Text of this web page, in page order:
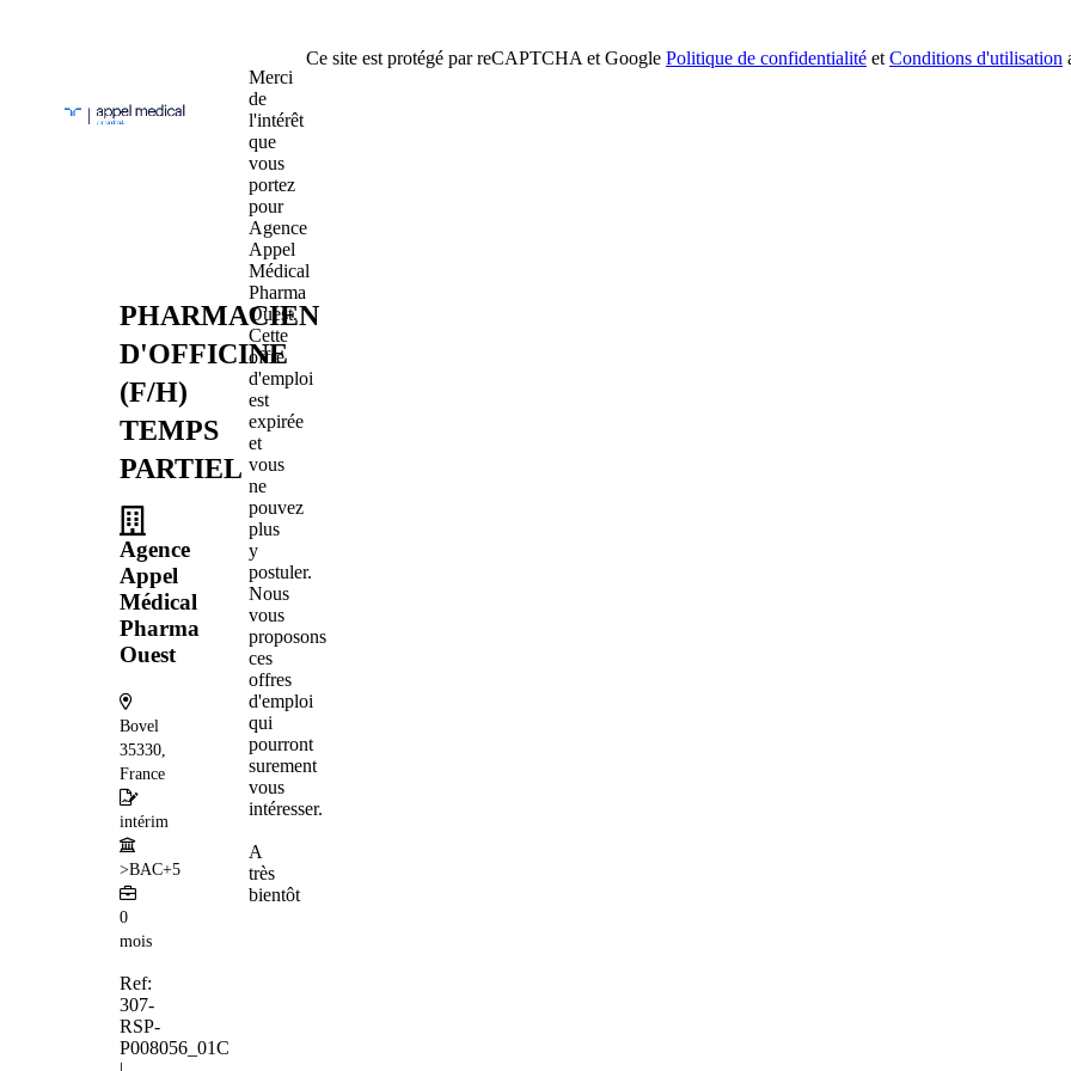
PHARMACIEN
D'OFFICINE
(F/H)
TEMPS
PARTIEL
Agence
Appel
Médical
Pharma
Ouest
Bovel
35330,
France
intérim
>BAC+5
0
mois
Ref:
307-
RSP-
P008056_01C
Merci
de
l'intérêt
que
vous
portez
pour
Agence
Appel
Médical
Pharma
Ouest.
Cette
offre
d'emploi
est
expirée
et
vous
ne
pouvez
plus
y
postuler.
Nous
vous
proposons
ces
offres
d'emploi
qui
pourront
surement
vous
intéresser.
A
très
bientôt
Ce site est protégé par reCAPTCHA et Google Politique de confidentialité et Conditions d'utilisation